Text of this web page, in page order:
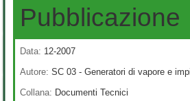
Pubblicazione
Data: 12-2007
Autore: SC 03 - Generatori di vapore e
Collana: Documenti Tecnici